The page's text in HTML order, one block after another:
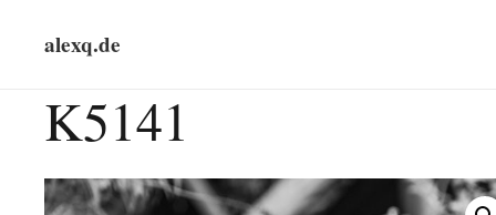
alexq.de
K5141